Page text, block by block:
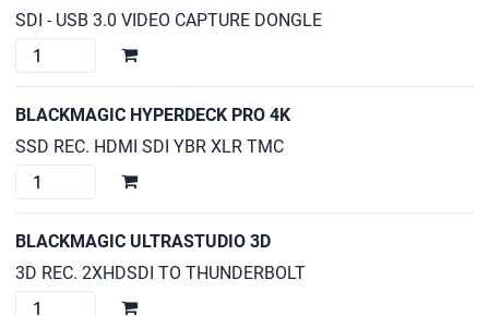
SDI - USB 3.0 VIDEO CAPTURE DONGLE
MAGEWELL
-
3.0
cantidad
BLACKMAGIC HYPERDECK PRO 4K
SSD REC. HDMI SDI YBR XLR TMC
BLACKMAGIC
PRO
cantidad
BLACKMAGIC ULTRASTUDIO 3D
3D REC. 2XHDSDI TO THUNDERBOLT
BLACKMAGIC